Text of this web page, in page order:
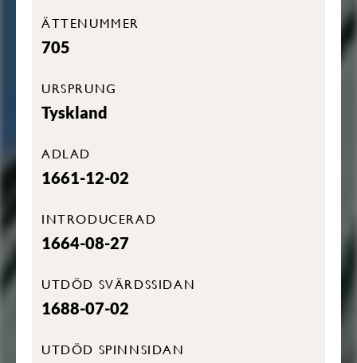
ÄTTENUMMER
705
URSPRUNG
Tyskland
ADLAD
1661-12-02
INTRODUCERAD
1664-08-27
UTDÖD SVÄRDSSIDAN
1688-07-02
UTDÖD SPINNSIDAN